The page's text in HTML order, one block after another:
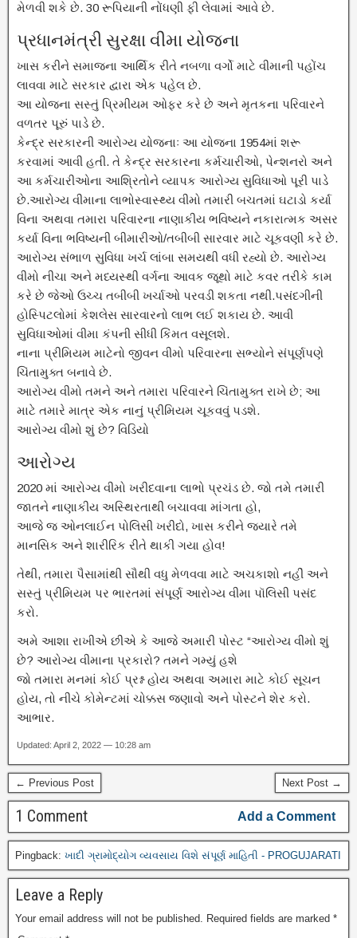
મેળવી શકે છે. 30 રૂપિયાની નોંધણી ફી લેવામાં આવે છે.
પ્રધાનમંત્રી સુરક્ષા વીમા યોજના
ખાસ કરીને સમાજના આર્થિક રીતે નબળા વર્ગો માટે વીમાની પહોંચ
લાવવા માટે સરકાર દ્વારા એક પહેલ છે.
આ યોજના સસ્તું પ્રિમીયમ ઓફર કરે છે અને મૃતકના પરિવારને
વળતર પૂરું પાડે છે.
કેન્દ્ર સરકારની આરોગ્ય યોજનાઃ આ યોજના 1954માં શરૂ
કરવામાં આવી હતી. તે કેન્દ્ર સરકારના કર્મચારીઓ, પેન્શનરો અને
આ કર્મચારીઓના આશ્રિતોને વ્યાપક આરોગ્ય સુવિધાઓ પૂરી પાડે
છે.આરોગ્ય વીમાના લાભોસ્વાસ્થ્ય વીમો તમારી બચતમાં ઘટાડો કર્યા
વિના અથવા તમારા પરિવારના નાણાકીય ભવિષ્યને નકારાત્મક અસર
કર્યા વિના ભવિષ્યની બીમારીઓ/તબીબી સારવાર માટે ચૂકવણી કરે છે.
આરોગ્ય સંભાળ સુવિધા ખર્ચ લાંબા સમયથી વધી રહ્યો છે. આરોગ્ય
વીમો નીચા અને મધ્યસ્થી વર્ગના આવક જૂથો માટે કવર તરીકે કામ
કરે છે જેઓ ઉચ્ચ તબીબી ખર્ચાઓ પરવડી શકતા નથી.પસંદગીની
હોસ્પિટલોમાં કેશલેસ સારવારનો લાભ લઈ શકાય છે. આવી
સુવિધાઓમાં વીમા કંપની સીધી કિંમત વસૂલશે.
નાના પ્રીમિયમ માટેનો જીવન વીમો પરિવારના સભ્યોને સંપૂર્ણપણે
ચિંતામુક્ત બનાવે છે.
આરોગ્ય વીમો તમને અને તમારા પરિવારને ચિંતામુક્ત રાખે છે; આ
માટે તમારે માત્ર એક નાનું પ્રીમિયમ ચૂકવવું પડશે.
આરોગ્ય વીમો શું છે? વિડિયો
આરોગ્ય
2020 માં આરોગ્ય વીમો ખરીદવાના લાભો પ્રચંડ છે. જો તમે તમારી
જાતને નાણાકીય અસ્થિરતાથી બચાવવા માંગતા હો,
આજે જ ઓનલાઈન પોલિસી ખરીદો, ખાસ કરીને જ્યારે તમે
માનસિક અને શારીરિક રીતે થાકી ગયા હોવ!
તેથી, તમારા પૈસામાંથી સૌથી વધુ મેળવવા માટે અચકાશો નહીં અને
સસ્તું પ્રીમિયમ પર ભારતમાં સંપૂર્ણ આરોગ્ય વીમા પૉલિસી પસંદ
કરો.
અમે આશા રાખીએ છીએ કે આજે અમારી પોસ્ટ “આરોગ્ય વીમો શું
છે? આરોગ્ય વીમાના પ્રકારો? તમને ગમ્યું હશે
જો તમારા મનમાં કોઈ પ્રશ્ન હોય અથવા અમારા માટે કોઈ સૂચન
હોય, તો નીચે કોમેન્ટમાં ચોક્કસ જણાવો અને પોસ્ટને શેર કરો.
આભાર.
Updated: April 2, 2022 — 10:28 am
← Previous Post Next Post →
1 Comment Add a Comment
Pingback: ખાદી ગ્રામોદ્યોગ વ્યવસાય વિશે સંપૂર્ણ માહિતી - PROGUJARATI
Leave a Reply
Your email address will not be published. Required fields are marked *